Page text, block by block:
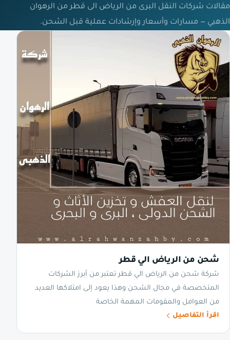
مقالات شركات النقل البرى من الرياض الى قطر من الرهوان
الذهبي — مسارات وأسعار وإرشادات عملية قبل الشحن.
شحن من الرياض الي قطر
شركة شحن من الرياض الي قطر تعتبر من أبرز الشركات
المتخصصة في مجال الشحن وهذا يعود إلى امتلاكها العديد
من العوامل والمقومات المهمة الخاصة
اقرأ التفاصيل